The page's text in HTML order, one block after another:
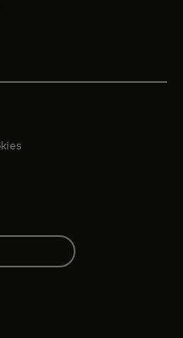
in a new tab
in a new tab